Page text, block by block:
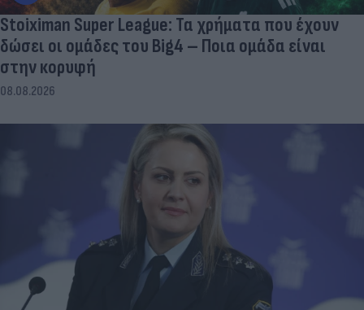
Stoiximan Super League: Τα χρήματα που έχουν
δώσει οι ομάδες του Big4 – Ποια ομάδα είναι
στην κορυφή
08.08.2026